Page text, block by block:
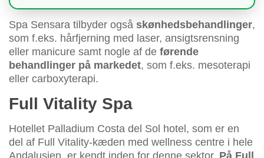
Spa Sensara tilbyder også skønhedsbehandlinger,
som f.eks. hårfjerning med laser, ansigtsrensning
eller manicure samt nogle af de førende
behandlinger på markedet, som f.eks. mesoterapi
eller carboxyterapi.
Full Vitality Spa
Hotellet Palladium Costa del Sol hotel, som er en
del af Full Vitality-kæden med wellness centre i hele
Andalusien, er kendt inden for denne sektor. På Full